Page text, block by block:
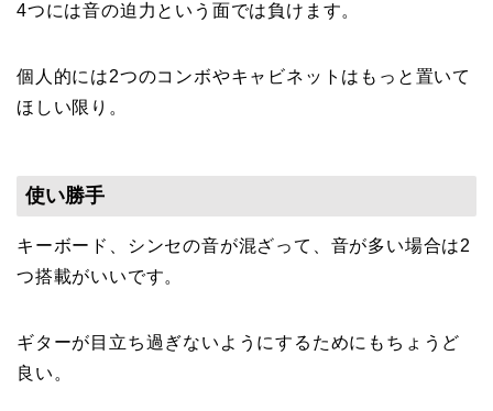
4つには音の迫力という面では負けます。
個人的には2つのコンボやキャビネットはもっと置いて
ほしい限り。
使い勝手
キーボード、シンセの音が混ざって、音が多い場合は2
つ搭載がいいです。
ギターが目立ち過ぎないようにするためにもちょうど
良い。